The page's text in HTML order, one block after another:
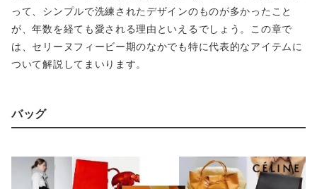
って、シンプルで洗練されたデザインのものが多かったこと
が、年数を経ても愛される理由といえるでしょう。この章で
は、セリーヌフィービー期のなかでも特に代表的なアイテムに
ついて解説してまいります。
バッグ